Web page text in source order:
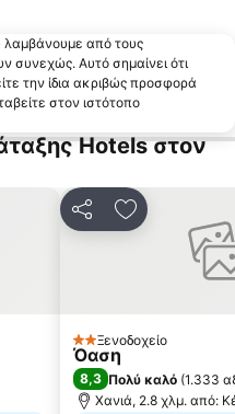
Αργυρούπολης
1866
Εθνικό Στάδιο Χανίων
λαμβάνουμε από τους
συνεχώς. Αυτό σημαίνει ότι
την ίδια ακριβώς προσφορά
στον ιστότοπο
Hotels στον
ΚοινοποίησηΠροσθήκη
2 Αστέρια
Ξενοδοχείο
Όαση
8,3 Πολύ καλό (1.333
Χανιά, 2.8 χλμ. από: